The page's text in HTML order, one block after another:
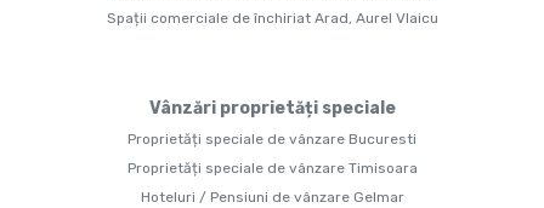
Spații comerciale de închiriat Arad, Aurel Vlaicu
Vânzări proprietăți speciale
Proprietăți speciale de vânzare Bucuresti
Proprietăți speciale de vânzare Timisoara
Hoteluri / Pensiuni de vânzare Gelmar